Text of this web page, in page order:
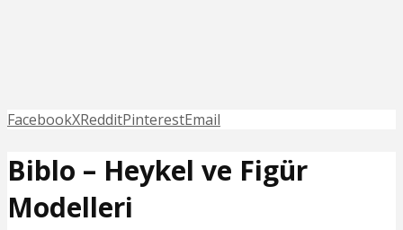
FacebookXRedditPinterestEmail
Biblo – Heykel ve Figür
Modelleri